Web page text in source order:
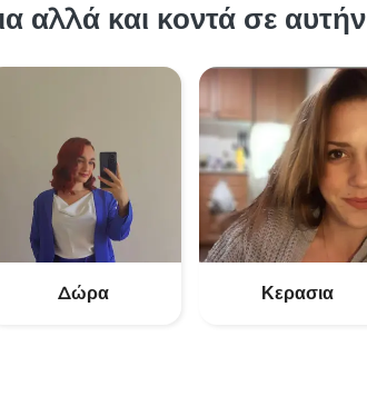
αλλά και κοντά σε αυτήν
Δώρα Κερασια